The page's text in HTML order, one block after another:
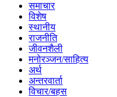
समाचार
विशेष
स्थानीय
राजनीति
जीवनशैली
मनोरञ्जन/साहित्य
अर्थ
अन्तरवार्ता
विचार/बहस